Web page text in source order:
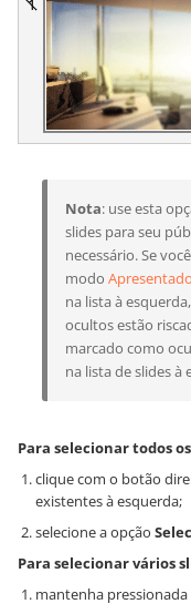
Nota: use esta
slides para seu
necessário. Se
modo
na lista à
ocultos estão
marcado como
na lista de slides à
Para selecionar todos
clique com o botão
existentes à esquerda;
selecione a opção
Para selecionar vários
mantenha pressionada